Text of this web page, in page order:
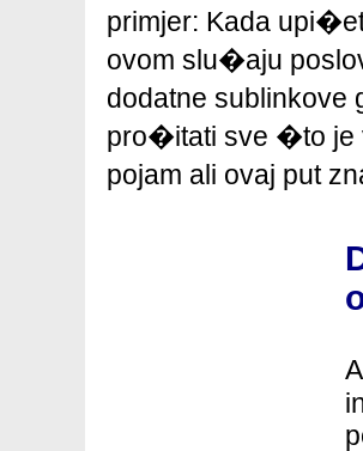
primjer: Kada
ovom slu�aju
dodatne
pro�itati sve �to je
pojam ali ovaj put